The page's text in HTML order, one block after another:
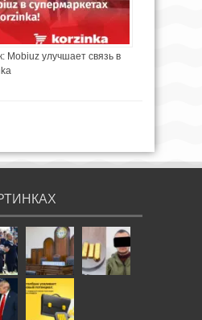
Mobiuz улучшает связь в